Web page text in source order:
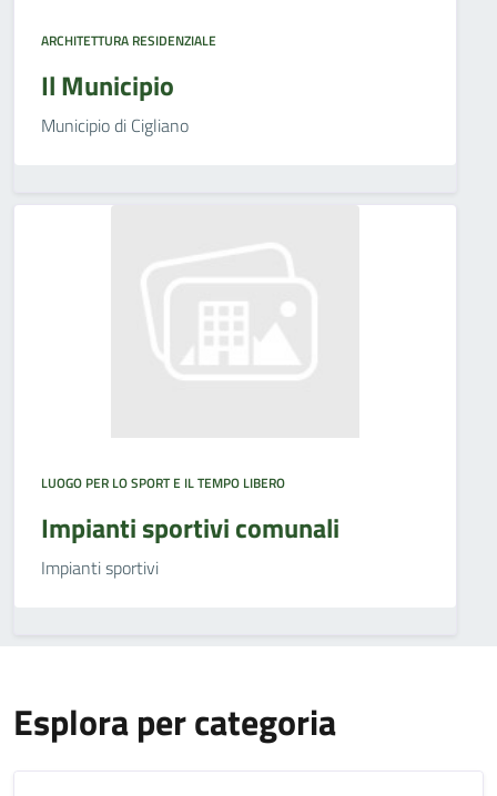
ARCHITETTURA RESIDENZIALE
Il Municipio
Municipio di Cigliano
LUOGO PER LO SPORT E IL TEMPO LIBERO
Impianti sportivi comunali
Impianti sportivi
Esplora per categoria